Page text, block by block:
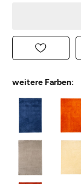
weitere Farben: